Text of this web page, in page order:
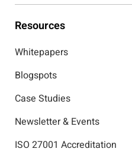
Resources
Whitepapers
Blogspots
Case Studies
Newsletter & Events
ISO 27001 Accreditation